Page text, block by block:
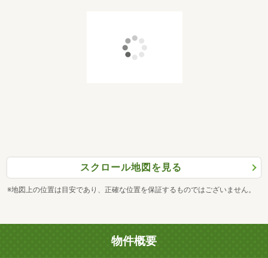
スクロール地図を見る
※地図上の位置は目安であり、正確な位置を保証するものではございません。
物件概要